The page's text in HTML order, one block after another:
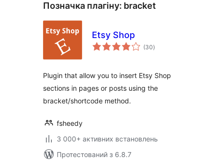
Позначка плагіну: bracket
Etsy Shop
(30загальний
рейтинг
)
Plugin that allow you to insert Etsy Shop
sections in pages or posts using the
bracket/shortcode method.
fsheedy
3 000+ активних встановлень
Протестований з 6.8.7